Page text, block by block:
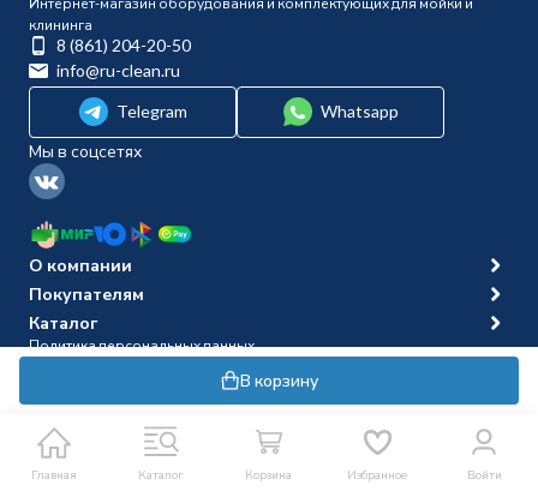
В корзину
Главная Каталог Корзина Избранное Войти
клининга
8 (861) 204-20-50
info@ru-clean.ru
Telegram
Whatsapp
Мы в соцсетях
О компании
Покупателям
Каталог
Политика персональных данных